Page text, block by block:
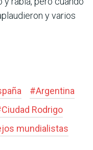
y varios
#Argentina
Ciudad Rodrigo
mundialistas